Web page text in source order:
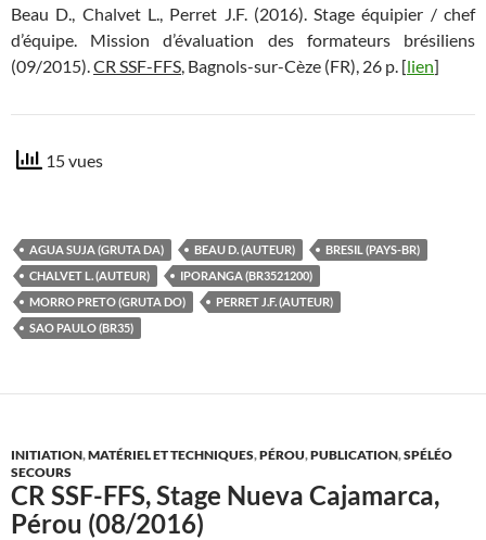
Beau D., Chalvet L., Perret J.F. (2016). Stage équipier / chef
d’équipe. Mission d’évaluation des formateurs brésiliens
(09/2015). CR SSF-FFS , Bagnols-sur-Cèze (FR), 26 p. [lien]
15 vues
AGUA SUJA (GRUTA DA) BEAU D. (AUTEUR)
BRESIL (PAYS-BR)
CHALVET L. (AUTEUR)
IPORANGA (BR3521200)
MORRO PRETO (GRUTA DO)
PERRET J.F. (AUTEUR)
SAO PAULO (BR35)
INITIATION,MATÉRIEL ET TECHNIQUES,PÉROU,PUBLICATION,SPÉLÉO
SECOURS
CR SSF-FFS, Stage Nueva Cajamarca,
Pérou (08/2016)